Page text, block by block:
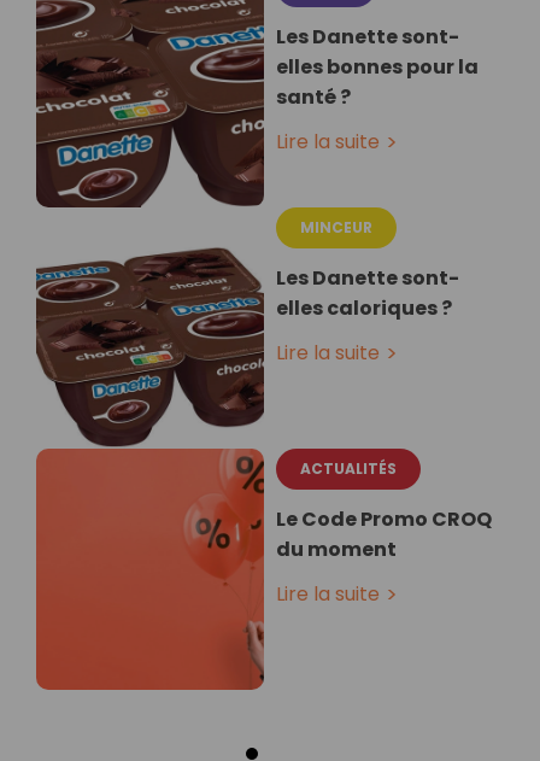
Les Danette sont-
elles bonnes pour la
santé ?
Lire la suite
MINCEUR
Les Danette sont-
elles caloriques ?
Lire la suite
ACTUALITÉS
Le Code Promo CROQ
du moment
Lire la suite